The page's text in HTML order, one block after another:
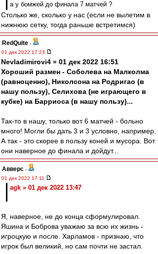
а у бомжей до финала 7 матчей ?
Столько же, сколько у нас (если не вылетим в
нижнюю сетку, тогда раньше встретимся)
RedQuite -
01 дек 2022 17:23
Nevladimirovi4 » 01 дек 2022 16:51
Хороший размен - Соболева на Малколма
(равноценно), Николсона на Родригао (в
нашу пользу), Селихова (не играющего в
кубке) на Барриоса (в нашу пользу)...
Так-то в нашу, только вот 6 матчей - больно
много! Могли бы дать 3 и 3 условно, например.
А так - это скорее в пользу коней и мусора. Вот
они наверное до финала и дойдут...
Авверс -
01 дек 2022 17:11
agk » 01 дек 2022 13:47
Я, наверное, не до конца сформулировал.
Яшина и Боброва уважаю за всю их жизнь -
игроцкую и после. Харламов - признаю, что
игрок был великий, но сам почти не застал.